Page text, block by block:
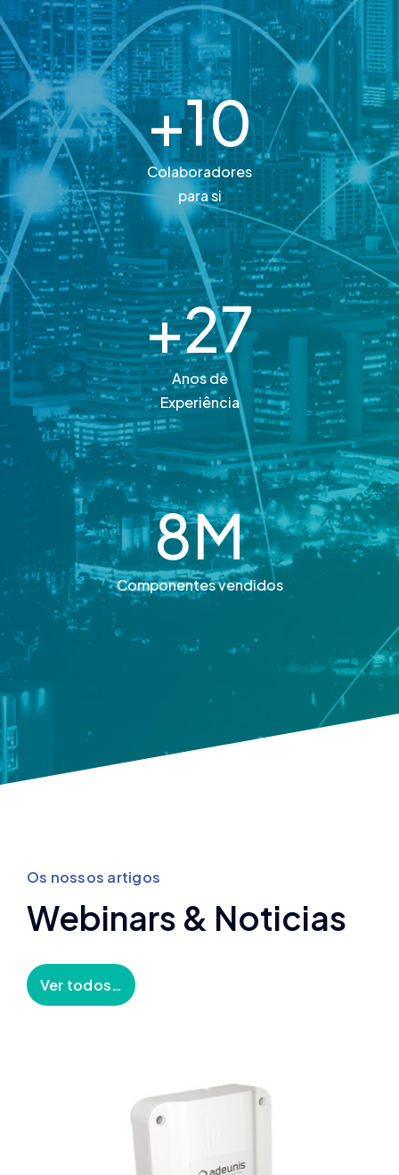
+10
Colaboradores
para si
+27
Anos de
Experiência
8M
Componentes vendidos
Os nossos artigos
Webinars & Noticias
Ver todos…